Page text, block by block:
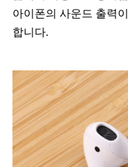
아이폰의 사운드 출력
합니다.